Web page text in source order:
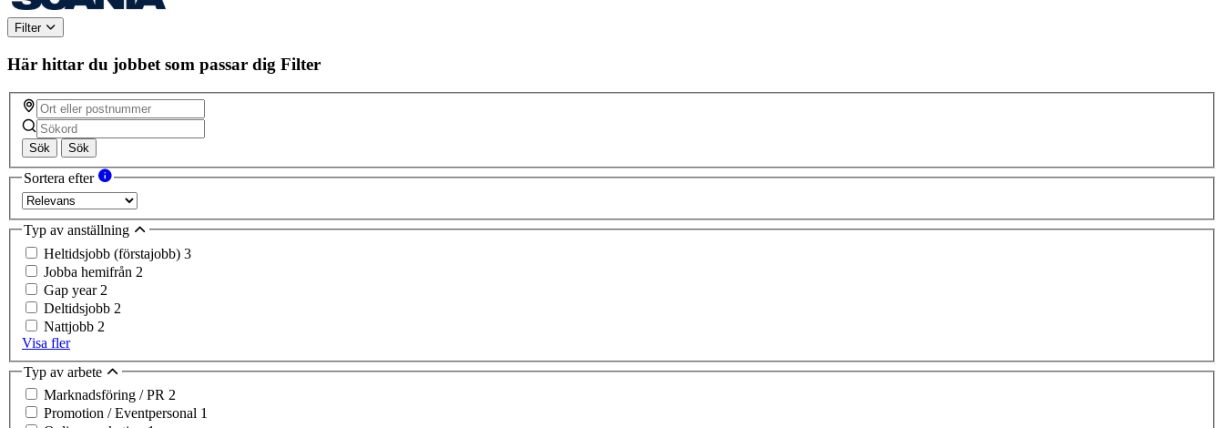
Filter
Här hittar du jobbet som passar dig Filter
Sök Sök
Sortera efter
Typ av anställning
Heltidsjobb (förstajobb) 3
Jobba hemifrån 2
Gap year 2
Deltidsjobb 2
Nattjobb 2
Visa fler
Typ av arbete
Marknadsföring / PR 2
Promotion / Eventpersonal 1